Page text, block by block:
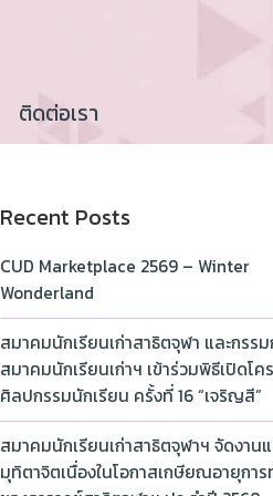
ติดต่อเรา
Recent Posts
CUD Marketplace 2569 – Winter
Wonderland
สมาคมนักเรียนเก่าสาธิตจุฬา และกรรม
สมาคมนักเรียนเก่าฯ เข้าร่วมพิธีเปิดโค
ศิลปกรรมนักเรียน ครั้งที่ 16 “เจริญสี”
สมาคมนักเรียนเก่าสาธิตจุฬาฯ จัดงาน
มุทิตาจิตเนื่องในโอกาสเกษียณอายุการ